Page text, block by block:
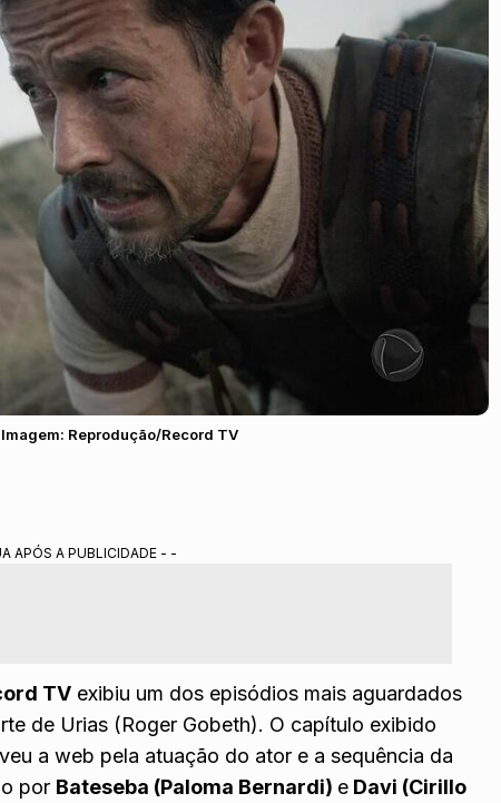
Reprodução/Record TV
APÓS A PUBLICIDADE - -
TV exibiu um dos episódios mais aguardados
de Urias (Roger Gobeth). O capítulo exibido
a web pela atuação do ator e a sequência da
por Bateseba (Paloma Bernardi) e Davi (Cirillo